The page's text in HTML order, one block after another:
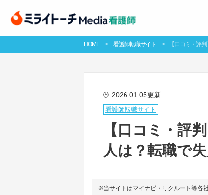
HOME 看護師転職サイト 【口コミ・評
🕒 2026.01.05更新
看護師転職サイト
【口コミ・評
人は？転職で
※当サイトはマイナビ・リクルート等各